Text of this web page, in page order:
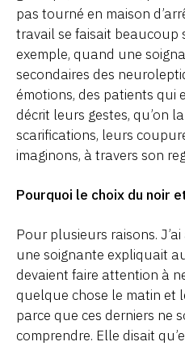
pas tourné en maison
travail se faisait beaucoup
exemple, quand une
secondaires des
émotions, des patients qui
décrit leurs gestes, qu’on
scarifications, leurs
imaginons, à travers son
Pourquoi le choix du noir
Pour plusieurs raisons.
une soignante expliquait
devaient faire attention à
quelque chose le matin et
parce que ces derniers ne
comprendre. Elle disait